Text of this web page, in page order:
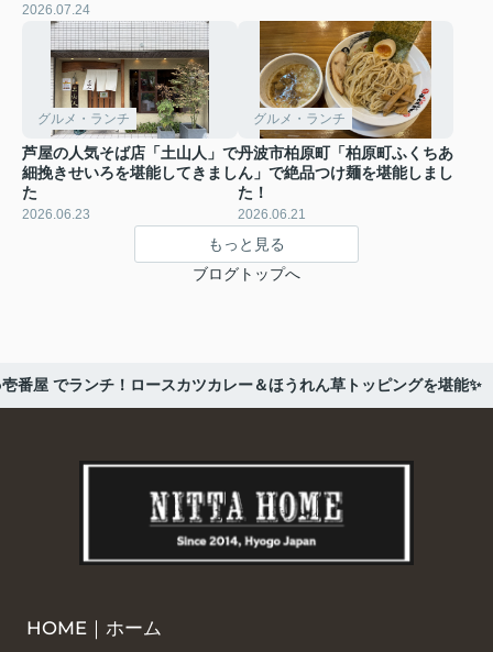
2026.07.24
グルメ・ランチ
芦屋の人気そば店「土山人」で
細挽きせいろを堪能してきまし
た
2026.06.23
グルメ・ランチ
丹波市柏原町「柏原町ふくちあ
ん」で絶品つけ麺を堪能しまし
た！
2026.06.21
もっと見る
ブログトップへ
番屋 でランチ！ロースカツカレー＆ほうれん草トッピングを堪能✨
HOME｜ホーム